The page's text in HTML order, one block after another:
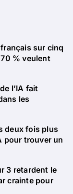
sur cinq
% veulent
l’IA fait
les
deux fois plus
pour trouver un
3 retardent le
crainte pour